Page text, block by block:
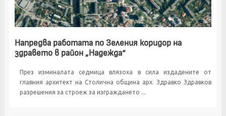
Напредва работата по Зеления коридор на
здравето в район „Надежда“
През изминалата седмица влязоха в сила издадените от
главния архитект на Столична община арх. Здравко Здравков
разрешения за строеж за изграждането ...